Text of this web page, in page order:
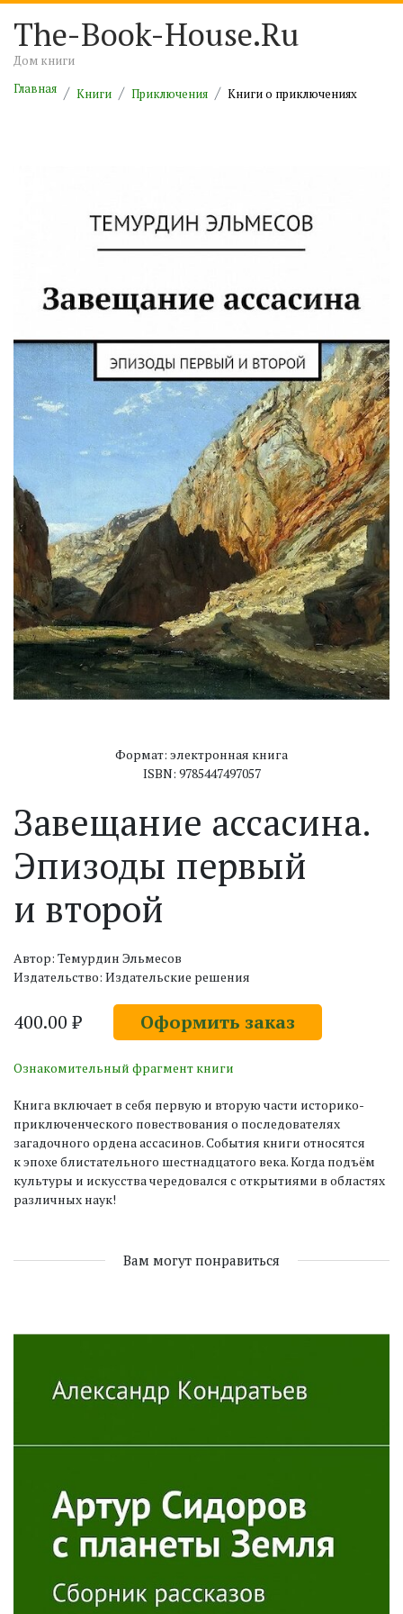
The-Book-House.Ru
Дом книги
Главная
Книги Приключения Книги о приключениях
Формат: электронная книга
ISBN: 9785447497057
Завещание ассасина.
Эпизоды первый
и второй
Автор: Темурдин Эльмесов
Издательство: Издательские решения
400.00 ₽ Оформить заказ
Ознакомительный фрагмент книги
Книга включает в себя первую и вторую части историко-
приключенческого повествования о последователях
загадочного ордена ассасинов. События книги относятся
к эпохе блистательного шестнадцатого века. Когда подъём
культуры и искусства чередовался с открытиями в областях
различных наук!
Вам могут понравиться